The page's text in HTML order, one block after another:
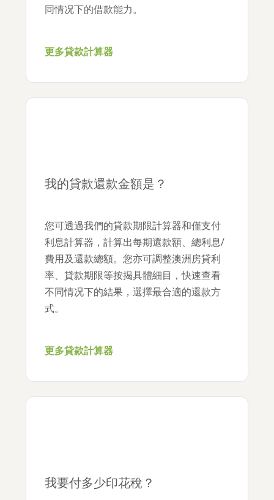
同情况下的借款能力。
更多貸款計算器
我的貸款還款金額是？
您可透過我們的貸款期限計算器和僅支付
利息計算器，計算出每期還款額、總利息/
費用及還款總額。您亦可調整澳洲房貸利
率、貸款期限等按揭具體細目，快速查看
不同情况下的結果，選擇最合適的還款方
式。
更多貸款計算器
我要付多少印花稅？